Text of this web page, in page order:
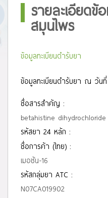
รายละเอียด
สมุนไพร
ข้อมูลทะเบียนตำรับยา
ข้อมูลทะเบียนตำรับยา ณ วัน
ชื่อสารสำคัญ :
betahistine dihydrochloride
รหัสยา 24 หลัก :
ชื่อการค้า (ไทย) :
เมอซัน-16
รหัสกลุ่มยา ATC :
N07CA019902